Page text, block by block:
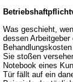
Was geschieht,
dessen
Sie stoßen
Notebook eines
Tür fällt auf ein